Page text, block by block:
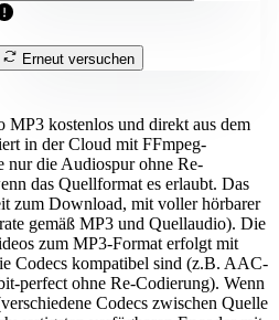
Erneut versuchen
kostenlos und direkt aus dem
in der Cloud mit FFmpeg-
nur die Audiospur ohne Re-
das Quellformat es erlaubt. Das
zum Download, mit voller hörbarer
gemäß MP3 und Quellaudio). Die
zum MP3-Format erfolgt mit
Codecs kompatibel sind (z.B. AAC-
ohne Re-Codierung). Wenn
Codecs zwischen Quelle